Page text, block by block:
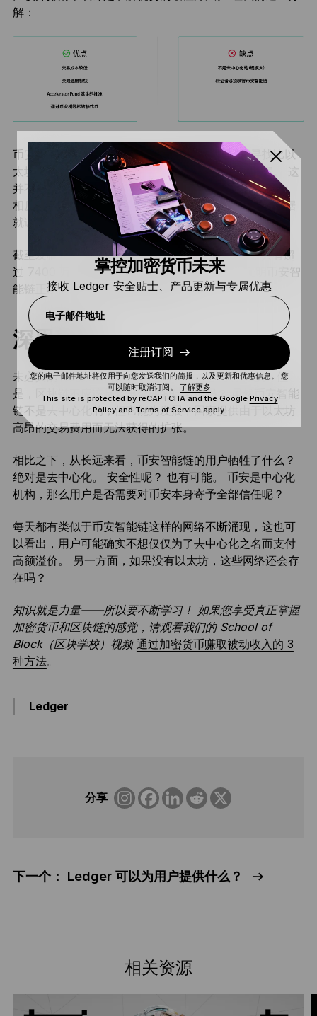
解：
币安智能链为不太熟悉去中心化金融的用户或要寻找比以
太坊更实惠的选择的用户提供了切实可行的解决方案。 这
并不是说加密货币爱好者在区块链的世界里走错了方向。
相反，币安智能链的确是可靠的生态系统，单单统计数据
就证明了它的使用场景。
截至发稿时，每天新增的钱包地址约为 40 万个，共有超
过 7400 万个唯一地址。 这些庞大的数字足以证明币安智
能链正以前所未有的速度急剧增长。
深思熟虑
未必真的有无数加密爱好者忽视了去中心化的概念。 但
是，区块链不应该是普惠金融的代名词吗？ 虽然币安智能
链不是去中心化的，但它能为发展中国家提供由于以太坊
高昂的交易费用而无法获得的扩张。
相比之下，从长远来看，币安智能链的用户牺牲了什么？
绝对是去中心化。 安全性呢？ 也有可能。 币安是中心化
机构，那么用户是否需要对币安本身寄予全部信任呢？
每天都有类似于币安智能链这样的网络不断涌现，这也可
以看出，用户可能确实不想仅仅为了去中心化之名而支付
高额溢价。 另一方面，如果没有以太坊，这些网络还会存
在吗？
知识就是力量——所以要不断学习！ 如果您享受真正掌握
加密货币和区块链的感觉，请观看我们的 School of
Block（区块学校）视频 通过加密货币赚取被动收入的 3
种方法。
Ledger
分享
下一个： Ledger 可以为用户提供什么？
相关资源
掌控加密货币未来
接收 Ledger 安全贴士、产品更新与专属优惠
电子邮件地址
注册订阅
您的电子邮件地址将仅用于向您发送我们的简报，以及更新和优惠信息。 您
可以随时取消订阅。 了解更多
This site is protected by reCAPTCHA and the Google Privacy
Policyand Terms of Serviceapply.